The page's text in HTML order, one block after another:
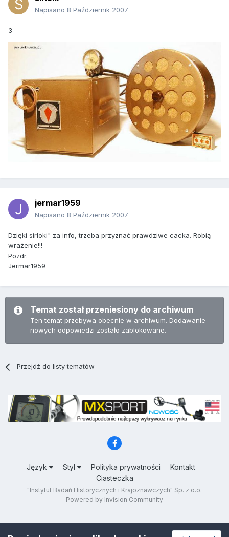
Napisano 8 Październik 2007
3
jermar1959
Napisano 8 Październik 2007
Dzięki sirloki" za info, trzeba przyznać prawdziwe cacka. Robią
wrażenie!!!
Pozdr.
Jermar1959
Temat został przeniesiony do archiwum
Ten temat przebywa obecnie w archiwum. Dodawanie
nowych odpowiedzi zostało zablokowane.
Przejdź do listy tematów
Język Styl Polityka prywatności
Kontakt
Ciasteczka
"Instytut Badań Historycznych i Krajoznawczych" Sp. z o.o.
Powered by Invision Community